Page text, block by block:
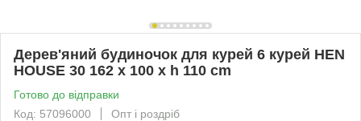
Дерев'яний будиночок для курей 6 курей HEN
HOUSE 30 162 x 100 x h 110 cm
Готово до відправки
Код: 57096000
Опт і роздріб